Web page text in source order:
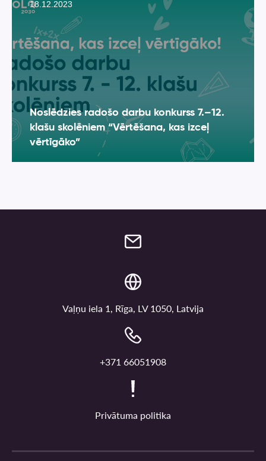
18.12.2023
Noslēdzies radošo darbu konkurss 7.–12.
klašu skolēniem “Vērtēšana, kas izceļ
vērtīgāko”
Vaļņu iela 1, Rīga, LV 1050, Latvija
+371 66051908
Privātuma politika